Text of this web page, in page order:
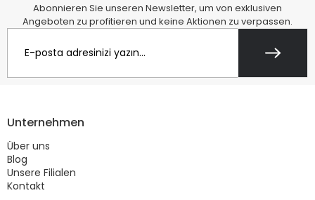
Abonnieren Sie unseren Newsletter, um von exklusiven
Angeboten zu profitieren und keine Aktionen zu verpassen.
Unternehmen
Über uns
Blog
Unsere Filialen
Kontakt